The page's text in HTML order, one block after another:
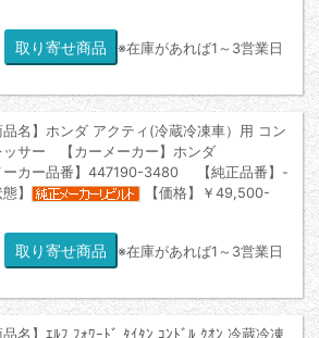
※在庫があれば1～3営業日
品名】ホンダ アクティ(冷蔵冷凍車）用 コン
ッサー 【カーメーカー】ホンダ
ーカー品番】447190-3480 【純正品番】-
態】
【価格】￥49,500-
※在庫があれば1～3営業日
品名】ｴﾙﾌ ﾌｫﾜｰﾄﾞ ﾀｲﾀﾝ ｺﾝﾄﾞﾙ ｸｵﾝ 冷蔵冷凍